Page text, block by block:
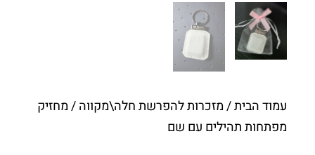
עמוד הבית/מזכרות להפרשת חלה\מקווה/ מחזיק
מפתחות תהילים עם שם